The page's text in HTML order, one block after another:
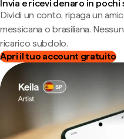
Invia e ricevi denaro in pochi
Dividi un conto, ripaga un
messicana o brasiliana.
ricarico subdolo.
Apri il tuo account gratuito